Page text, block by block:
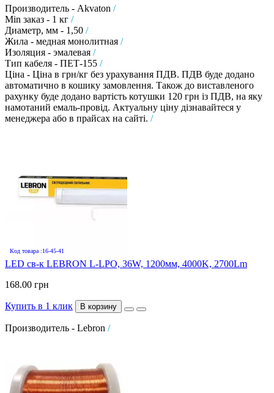
Производитель - Akvaton /
Min заказ - 1 кг /
Диаметр, мм - 1,50 /
Жила - медная монолитная /
Изоляция - эмалевая /
Тип кабеля - ПЕТ-155 /
Ціна - Ціна в грн/кг без урахування ПДВ. ПДВ буде додано
автоматично в кошику замовлення. Також до виставленого
рахунку буде додано вартість котушки 120 грн із ПДВ, на яку
намотаний емаль-провід. Актуальну ціну дізнавайтеся у
менеджера або в прайсах на сайті. /
Код товара :16-45-41
LED св-к LEBRON L-LPO, 36W, 1200мм, 4000K, 2700Lm
168.00 грн
Купить в 1 клик В корзину
Производитель - Lebron /